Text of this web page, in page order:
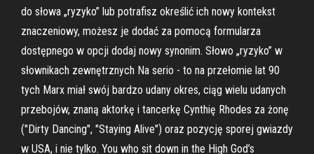
do słowa „ryzyko” lub potrafisz określić ich nowy kontekst
znaczeniowy, możesz je dodać za pomocą formularza
dostępnego w opcji dodaj nowy synonim. Słowo „ryzyko” w
słownikach zewnętrznych Na serio - to na przełomie lat 90
tych Marx miał swój bardzo udany okres, ciąg wielu udanych
przebojów, znaną aktorkę i tancerkę Cynthię Rhodes za żonę
("Dirty Dancing", "Staying Alive") oraz pozycję sporej gwiazdy
w USA, i nie tylko. You who sit down in the High God’s